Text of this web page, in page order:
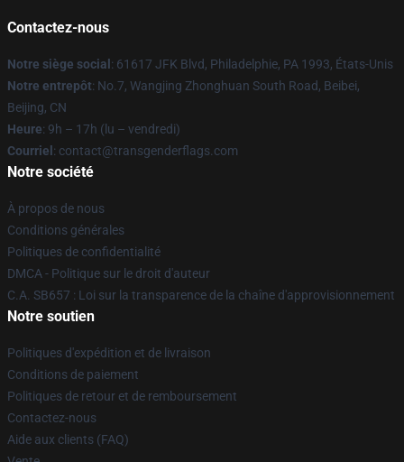
Contactez-nous
Notre siège social : 61617 JFK Blvd, Philadelphie, PA 1993, États-Unis
Notre entrepôt: No.7, Wangjing Zhonghuan South Road, Beibei,
Beijing, CN
Heure: 9h – 17h (lu – vendredi)
Courriel : contact@transgenderflags.com
Notre société
À propos de nous
Conditions générales
Politiques de confidentialité
DMCA - Politique sur le droit d'auteur
C.A. SB657 : Loi sur la transparence de la chaîne d'approvisionnement
Notre soutien
Politiques d'expédition et de livraison
Conditions de paiement
Politiques de retour et de remboursement
Contactez-nous
Aide aux clients (FAQ)